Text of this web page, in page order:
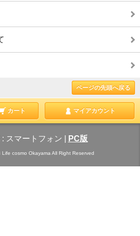
ページの先頭へ戻る
カート マイアカウント
: スマートフォン PC版
Life cosmo Okayama All Right Reserved